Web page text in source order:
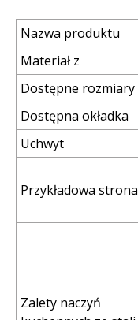
Nazwa produktu
Materiał z
Dostępne rozmiary
Dostępna okładka
Uchwyt
Przykładowa strona
Zalety naczyń